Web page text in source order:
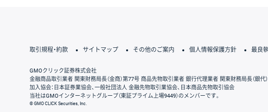
取引規程・約款 サイトマップ その他のご案内 個人情報保護方針 最良
GMOクリック証券株式会社
金融商品取引業者 関東財務局長（金商）第77号 商品先物取引業者 銀行代理業者 関東財務局長（銀
加入協会：日本証券業協会、一般社団法人 金融先物取引業協会、日本商品先物取引協会
当社はGMOインターネットグループ（東証プライム上場9449）のメンバーです。
© GMO CLICK Securities, Inc.